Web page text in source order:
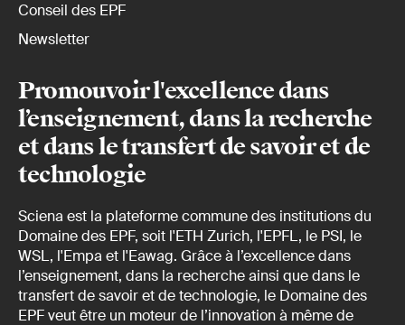
Conseil des EPF
Newsletter
Promouvoir l'excellence dans
l’enseignement, dans la recherche
et dans le transfert de savoir et de
technologie
Sciena est la plateforme commune des institutions du
Domaine des EPF, soit l'ETH Zurich, l'EPFL, le PSI, le
WSL, l'Empa et l'Eawag. Grâce à l’excellence dans
l’enseignement, dans la recherche ainsi que dans le
transfert de savoir et de technologie, le Domaine des
EPF veut être un moteur de l’innovation à même de